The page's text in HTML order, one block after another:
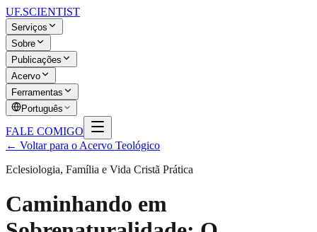
UF.SCIENTIST
Serviços
Sobre
Publicações
Acervo
Ferramentas
Português
FALE COMIGO
← Voltar para o Acervo Teológico
Eclesiologia, Família e Vida Cristã Prática
Caminhando em